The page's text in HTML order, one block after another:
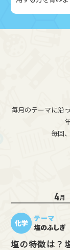
毎月のテーマに沿
毎回
塩の特徴は？